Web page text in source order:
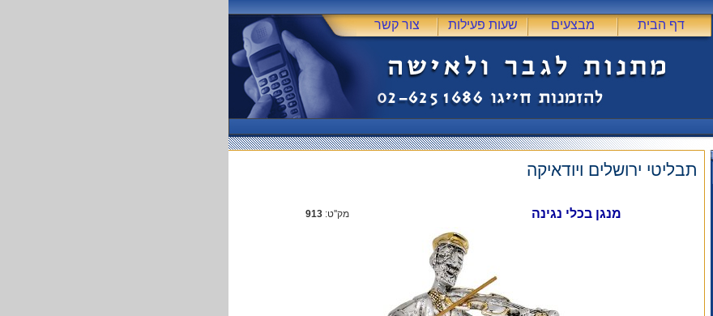
דף הבית מבצעים שעות פעילות צור קשר
תבליטי ירושלים ויודאיקה
מנגן בכלי נגינה מק''ט:913